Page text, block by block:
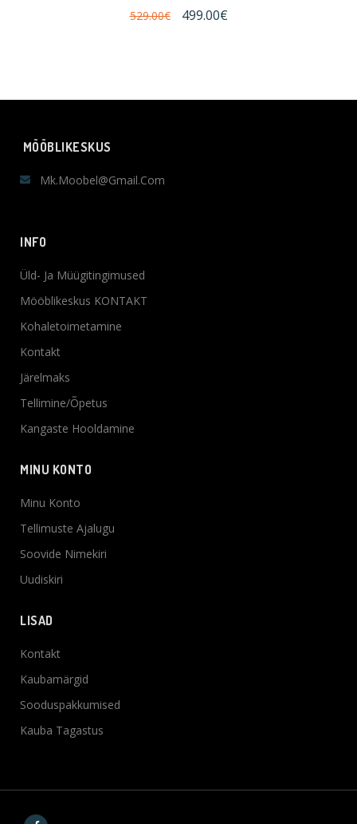
529.00€
499.00€
MÖÖBLIKESKUS
Mk.moobel@gmail.com
INFO
Üld- Ja Müügitingimused
Mööblikeskus KONTAKT
Kohaletoimetamine
Kontakt
Järelmaks
Tellimine/Õpetus
Kangaste Hooldamine
MINU KONTO
Minu Konto
Tellimuste Ajalugu
Soovide Nimekiri
Uudiskiri
LISAD
Kontakt
Kaubamärgid
Sooduspakkumised
Kauba Tagastus